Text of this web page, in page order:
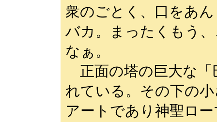
衆のごとく、口をあ
バカ。まったくもう
なぁ。
正面の塔の巨大な「
れている。その下の
アートであり神聖ロ